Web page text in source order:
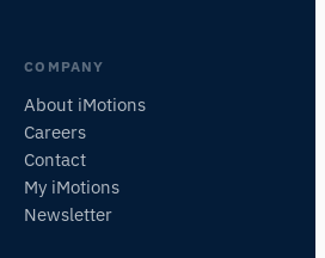
COMPANY
About iMotions
Careers
Contact
My iMotions
Newsletter